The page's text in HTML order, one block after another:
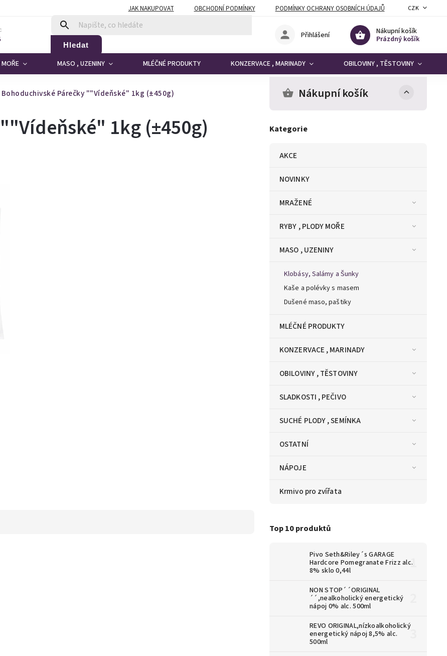
JAK NAKUPOVAT OBCHODNÍ PODMÍNKY PODMÍNKY OCHRANY OSOBNÍCH ÚDAJŮ CZK
Hledat
Nákupní košík
Prázdný košík
Přihlášení
MASO , UZENINY MLÉČNÉ PRODUKTY KONZERVACE , MARINADY OBILOVINY , TĚSTOVINY
Bohoduchivské Párečky ""Vídeňské" 1kg (±450g) Nákupní košík
Kategorie
AKCE
NOVINKY
MRAŽENÉ
RYBY , PLODY MOŘE
MASO , UZENINY
Klobásy, Salámy a Šunky
Kaše a polévky s masem
Dušené maso, paštiky
MLÉČNÉ PRODUKTY
KONZERVACE , MARINADY
OBILOVINY , TĚSTOVINY
SLADKOSTI , PEČIVO
SUCHÉ PLODY , SEMÍNKA
OSTATNÍ
NÁPOJE
Krmivo pro zvířata
Top 10 produktů
Pivo Seth&Riley´s GARAGE
Hardcore Pomegranate Frizz alc.
8% sklo 0,44l
NON STOP´´ORIGINAL
´´,nealkoholický energetický
nápoj 0% alc. 500ml
REVO ORIGINAL,nízkoalkoholický
energetický nápoj 8,5% alc.
500ml
1kg (±450g)